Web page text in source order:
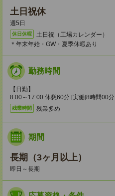
土日祝休
週5日
休日休暇
土日祝（工場カレンダー）
＊年末年始・GW・夏季休暇あり
勤務時間
【日勤】
8:00～17:00 休憩60分 [実働]8時間00分
残業時間 残業多め
期間
長期（3ヶ月以上）
即日～長期